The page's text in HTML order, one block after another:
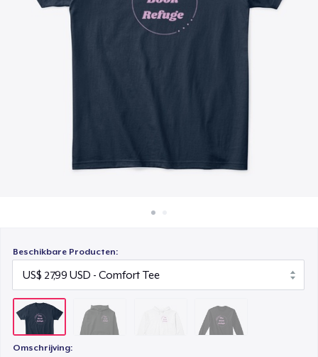
Verkoop overal
Beschikbare Producten:
Omschrijving:
Women's Crop Hoodie
US$ 37,99